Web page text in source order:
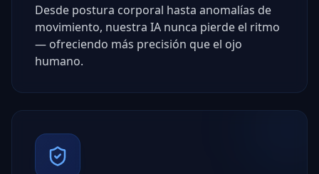
Desde postura corporal hasta anomalías de
movimiento, nuestra IA nunca pierde el ritmo
— ofreciendo más precisión que el ojo
humano.